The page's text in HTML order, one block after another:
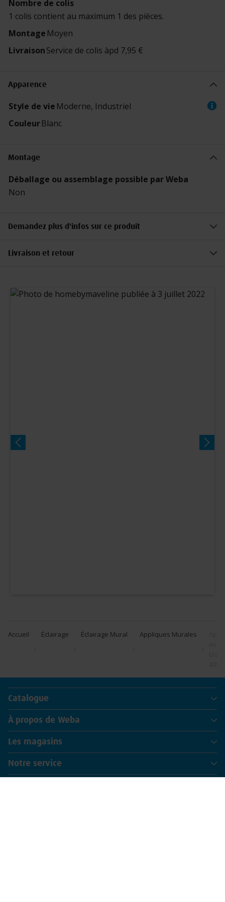
Accueil Éclairage Éclairage Mural Appliques Murales
Nombre de colis
1 colis contient au maximum 1 des pièces.
Montage Moyen
LivraisonService de colis àpd 7,95 €
Apparence
Caractéristiques
Style de vie Moderne, Industriel
CouleurBlanc
Montage
Caractéristiques
Déballage ou assemblage possible par Weba
Non
Demandez plus d'infos sur ce produit
Livraison et retour
Catalogue
À propos de Weba
Les magasins
Notre service